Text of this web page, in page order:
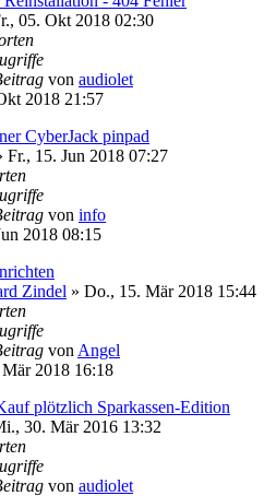
05. Okt 2018 02:30
von audiolet
2018 21:57
CyberJack pinpad
Fr., 15. Jun 2018 07:27
von info
2018 08:15
Zindel » Do., 15. Mär 2018 15:44
von Angel
2018 16:18
plötzlich Sparkassen-Edition
30. Mär 2016 13:32
von audiolet